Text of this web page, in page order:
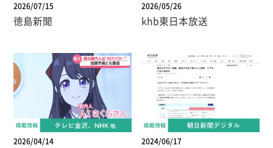
2026/07/15
徳島新聞
2026/05/26
khb東日本放送
2026/04/14 2024/06/17